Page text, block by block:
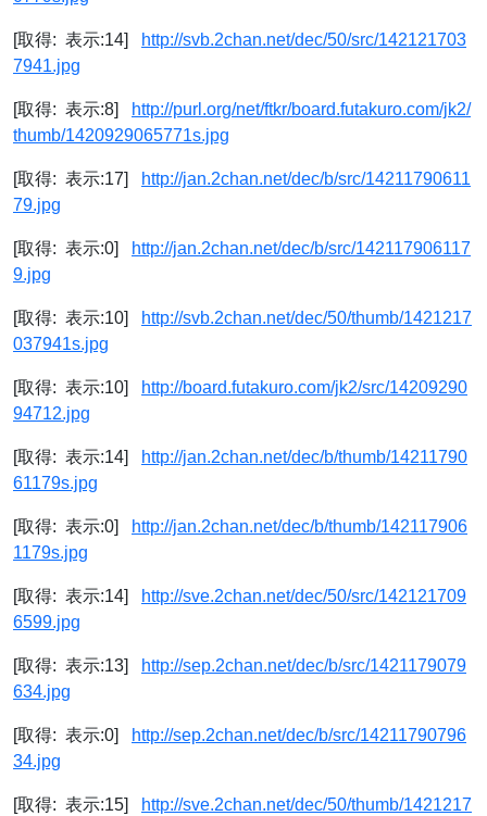
[取得: 表示:14]
http://svb.2chan.net/dec/50/src/142121703
7941.jpg
[取得: 表示:8]
http://purl.org/net/ftkr/board.futakuro.com/jk2/
thumb/1420929065771s.jpg
[取得: 表示:17]
http://jan.2chan.net/dec/b/src/14211790611
79.jpg
[取得: 表示:0]
http://jan.2chan.net/dec/b/src/142117906117
9.jpg
[取得: 表示:10]
http://svb.2chan.net/dec/50/thumb/1421217
037941s.jpg
[取得: 表示:10]
http://board.futakuro.com/jk2/src/14209290
94712.jpg
[取得: 表示:14]
http://jan.2chan.net/dec/b/thumb/14211790
61179s.jpg
[取得: 表示:0]
http://jan.2chan.net/dec/b/thumb/142117906
1179s.jpg
[取得: 表示:14]
http://sve.2chan.net/dec/50/src/142121709
6599.jpg
[取得: 表示:13]
http://sep.2chan.net/dec/b/src/1421179079
634.jpg
[取得: 表示:0]
http://sep.2chan.net/dec/b/src/14211790796
34.jpg
[取得: 表示:15]
http://sve.2chan.net/dec/50/thumb/1421217